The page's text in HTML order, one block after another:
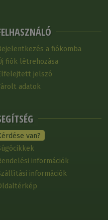
a fiókomba
fiók létrehozása
jelszó
adatok
van?
információk
információk